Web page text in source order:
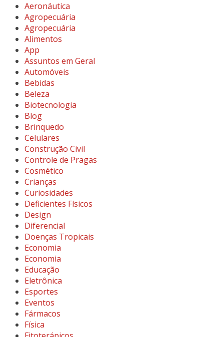
Aeronáutica
Agropecuária
Agropecuária
Alimentos
App
Assuntos em Geral
Automóveis
Bebidas
Beleza
Biotecnologia
Blog
Brinquedo
Celulares
Construção Civil
Controle de Pragas
Cosmético
Crianças
Curiosidades
Deficientes Físicos
Design
Diferencial
Doenças Tropicais
Economia
Economia
Educação
Eletrônica
Esportes
Eventos
Fármacos
Física